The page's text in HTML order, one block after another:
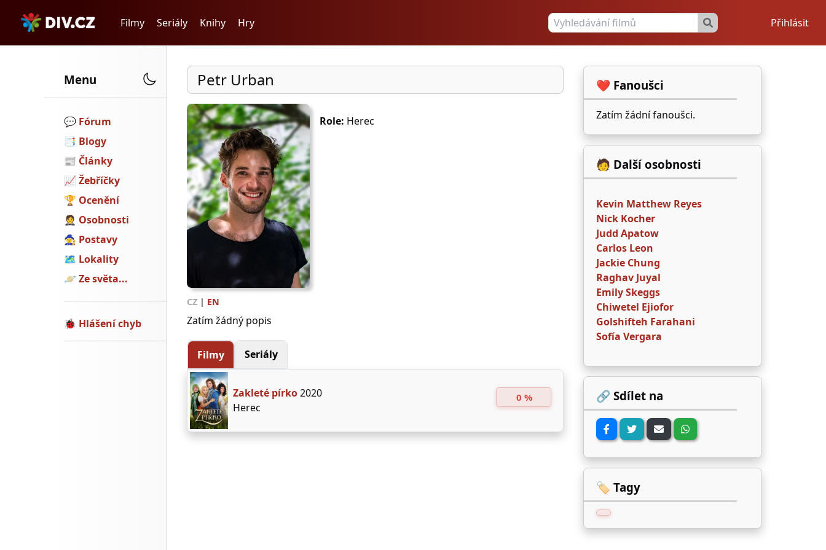
Filmy Seriály Knihy Hry Přihlásit
Menu
💬️ Fórum
📑 Blogy
📰 Články
📈 Žebříčky
🏆 Ocenění
🤵 Osobnosti
🧙 Postavy
🗺 Lokality
🪐 Ze světa...
🐞 Hlášení chyb
Petr Urban
Role: Herec
CZ | EN
Zatím žádný popis
Filmy Seriály
Zakleté pírko2020
Herec
0 %
❤️ Fanoušci
Zatím žádní fanoušci.
🧑 Další osobnosti
Kevin Matthew Reyes
Nick Kocher
Judd Apatow
Carlos Leon
Jackie Chung
Raghav Juyal
Emily Skeggs
Chiwetel Ejiofor
Golshifteh Farahani
Sofía Vergara
🔗 Sdílet na
🏷️ Tagy